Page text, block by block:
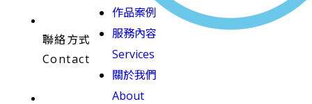
聯絡方式
Contact
作品案例
服務內容
Services
關於我們
About